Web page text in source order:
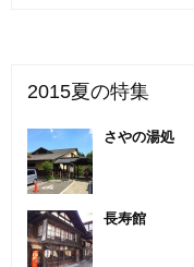
2015夏の特集
さやの湯処
長寿館